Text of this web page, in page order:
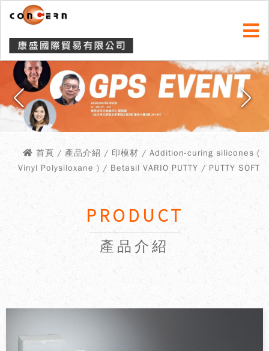
首頁 / 產品介紹 / 印模材 / Addition-curing silicones (
Vinyl Polysiloxane ) / Betasil VARIO PUTTY / PUTTY SOFT
PRODUCT
產品介紹